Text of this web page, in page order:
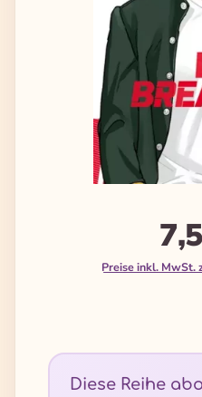
Preise inkl. MwSt.
Diese Reihe